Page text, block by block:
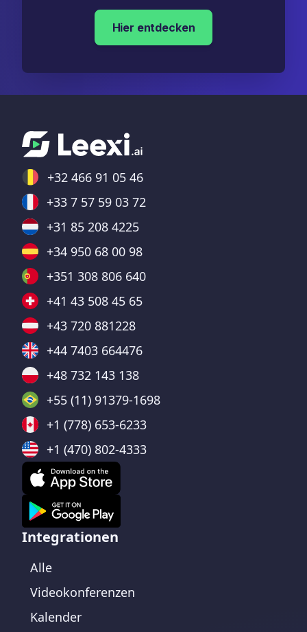
Hier entdecken
+32 466 91 05 46
+33 7 57 59 03 72
+31 85 208 4225
+34 950 68 00 98
+351 308 806 640
+41 43 508 45 65
+43 720 881228
+44 7403 664476
+48 732 143 138
+55 (11) 91379-1698
+1 (778) 653-6233
+1 (470) 802-4333
Integrationen
Alle
Videokonferenzen
Kalender